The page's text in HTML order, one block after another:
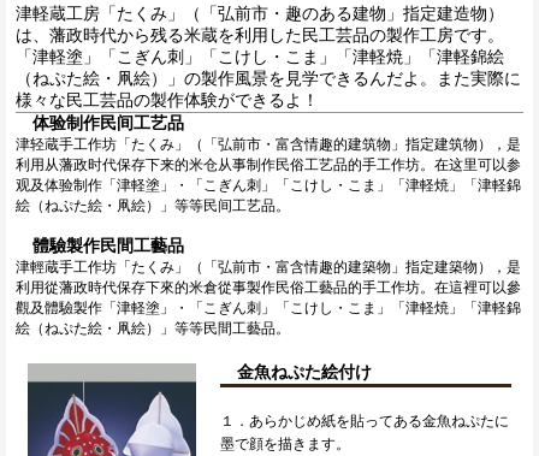
津軽蔵工房「たくみ」（「弘前市・趣のある建物」指定建造物）
は、藩政時代から残る米蔵を利用した民工芸品の製作工房です。
「津軽塗」「こぎん刺」「こけし・こま」「津軽焼」「津軽錦絵
（ねぷた絵・凧絵）」の製作風景を見学できるんだよ。また実際に
様々な民工芸品の製作体験ができるよ！
体验制作民间工艺品
津轻蔵手工作坊「たくみ」（「弘前市・富含情趣的建筑物」指定建筑物），是
利用从藩政时代保存下来的米仓从事制作民俗工艺品的手工作坊。在这里可以参
观及体验制作「津軽塗」・「こぎん刺」「こけし・こま」「津軽焼」「津軽錦
絵（ねぷた絵・凧絵）」等等民间工艺品。
體驗製作民間工藝品
津輕蔵手工作坊「たくみ」（「弘前市・富含情趣的建築物」指定建築物），是
利用從藩政時代保存下來的米倉從事製作民俗工藝品的手工作坊。在這裡可以參
觀及體驗製作「津軽塗」・「こぎん刺」「こけし・こま」「津軽焼」「津軽錦
絵（ねぷた絵・凧絵）」等等民間工藝品。
金魚ねぷた絵付け
１．あらかじめ紙を貼ってある金魚ねぷたに
墨で顔を描きます。